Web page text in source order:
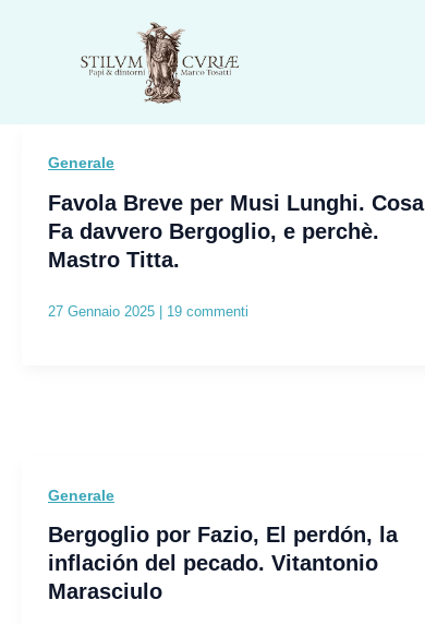
Generale
Favola Breve per Musi Lunghi. Cosa
Fa davvero Bergoglio, e perchè.
Mastro Titta.
27 Gennaio 2025 19 commenti
Generale
Bergoglio por Fazio, El perdón, la
inflación del pecado. Vitantonio
Marasciulo